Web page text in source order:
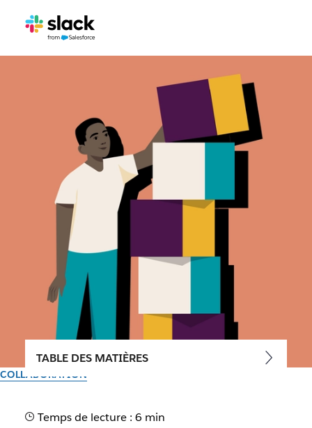
COLLABORATION
Comment améliorer ses
TABLE DES MATIÈRES
Temps de lecture : 6 min